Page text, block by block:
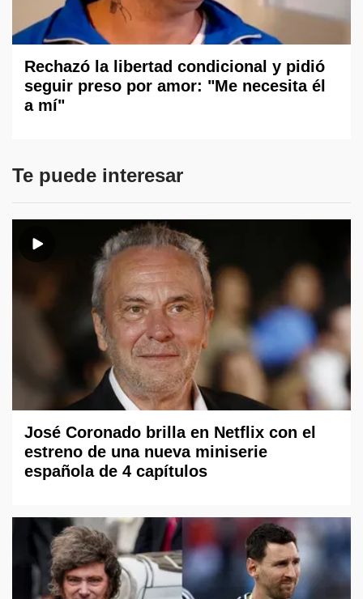
Rechazó la libertad condicional y pidió
seguir preso por amor: "Me necesita él
a mí"
Te puede interesar
José Coronado brilla en Netflix con el
estreno de una nueva miniserie
española de 4 capítulos